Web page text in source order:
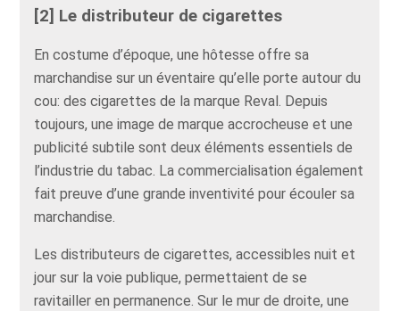
[2] Le distributeur de cigarettes
En costume d’époque, une hôtesse offre sa
marchandise sur un éventaire qu’elle porte autour du
cou: des cigarettes de la marque Reval. Depuis
toujours, une image de marque accrocheuse et une
publicité subtile sont deux éléments essentiels de
l’industrie du tabac. La commercialisation également
fait preuve d’une grande inventivité pour écouler sa
marchandise.
Les distributeurs de cigarettes, accessibles nuit et
jour sur la voie publique, permettaient de se
ravitailler en permanence. Sur le mur de droite, une